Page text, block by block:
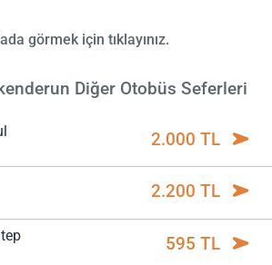
görmek için tıklayınız.
Diğer Otobüs Seferleri
2.000 TL
2.200 TL
595 TL